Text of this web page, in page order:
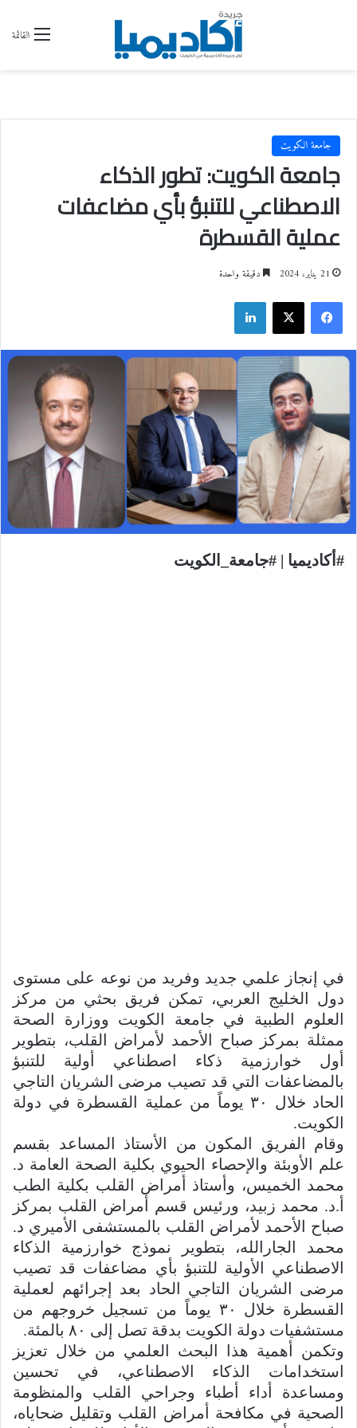
القائمة
جامعة الكويت
جامعة الكويت: تطور الذكاء
الاصطناعي للتنبؤ بأي مضاعفات
عملية القسطرة
21 يناير، 2024 دقيقة واحدة
فيسبوك
#أكاديميا | #جامعة_الكويت
في إنجاز علمي جديد وفريد من نوعه على مستوى
دول الخليج العربي، تمكن فريق بحثي من مركز
العلوم الطبية في جامعة الكويت ووزارة الصحة
ممثلة بمركز صباح الأحمد لأمراض القلب، بتطوير
أول خوارزمية ذكاء اصطناعي أولية للتنبؤ
بالمضاعفات التي قد تصيب مرضى الشريان التاجي
الحاد خلال ٣٠ يوماً من عملية القسطرة في دولة
الكويت.
وقام الفريق المكون من الأستاذ المساعد بقسم
علم الأوبئة والإحصاء الحيوي بكلية الصحة العامة د.
محمد الخميس، وأستاذ أمراض القلب بكلية الطب
أ.د. محمد زبيد، ورئيس قسم أمراض القلب بمركز
صباح الأحمد لأمراض القلب بالمستشفى الأميري د.
محمد الجارالله، بتطوير نموذج خوارزمية الذكاء
الاصطناعي الأولية للتنبؤ بأي مضاعفات قد تصيب
مرضى الشريان التاجي الحاد بعد إجرائهم لعملية
القسطرة خلال ٣٠ يوماً من تسجيل خروجهم من
مستشفيات دولة الكويت بدقة تصل إلى ٨٠ بالمئة.
وتكمن أهمية هذا البحث العلمي من خلال تعزيز
استخدامات الذكاء الاصطناعي، في تحسين
ومساعدة أداء أطباء وجراحي القلب والمنظومة
الصحية في مكافحة أمراض القلب وتقليل ضحاياه،